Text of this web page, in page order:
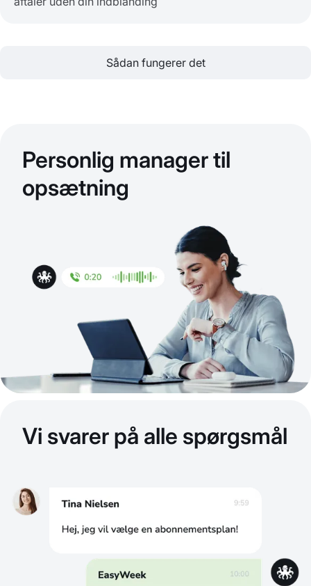
Sådan fungerer det
Personlig manager til
opsætning
Vi svarer på alle spørgsmål